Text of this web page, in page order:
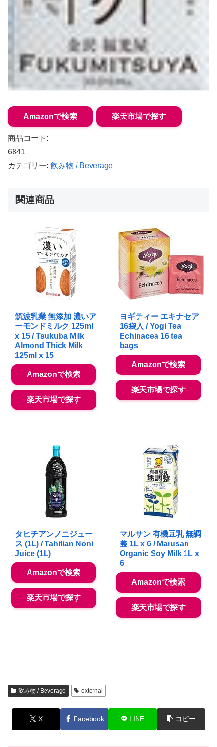
Amazonで検索 楽天市場で探す
商品コード:
6841
カテゴリー: 飲み物 / Beverage
関連商品
筑波乳業 無添加 濃いア
ーモンドミルク 125ml
x 15 / Tsukuba Milk
Almond Thick Milk
125ml x 15
Amazonで検索
楽天市場で探す
ヨギティー エキナセア
16袋入 / Yogi Tea
Echinacea 16 tea
bags
Amazonで検索
楽天市場で探す
タヒチアンノニジュー
ス (1L) / Tahitian Noni
Juice (1L)
Amazonで検索
楽天市場で探す
マルサン 有機豆乳 無調
整 1L x 6 / Marusan
Organic Soy Milk 1L x
6
Amazonで検索
楽天市場で探す
飲み物 / Beverage external
X Facebook LINE コピー